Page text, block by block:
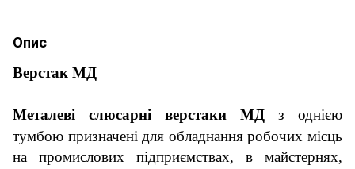
Опис
Верстак МД
Металеві слюсарні верстаки МД з однією
тумбою призначені для обладнання робочих місць
на промислових підприємствах, в майстернях,